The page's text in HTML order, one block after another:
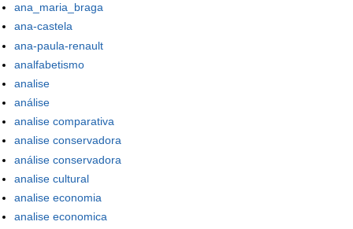
ana_maria_braga
ana-castela
ana-paula-renault
analfabetismo
analise
análise
analise comparativa
analise conservadora
análise conservadora
analise cultural
analise economia
analise economica